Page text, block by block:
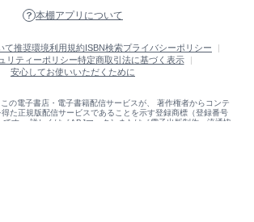
本棚アプリについて
て推奨環境利用規約 ISBN検索プライバシーポリシー
リティーポリシー特定商取引法に基づく表示
安心してお使いいただくために
の電子書店・電子書籍配信サービスが、 著作権者からコンテ
た正規版配信サービスであることを示す登録商標（登録番号
す。 詳しくは［ABJマーク］または［電子出版制作・流通協